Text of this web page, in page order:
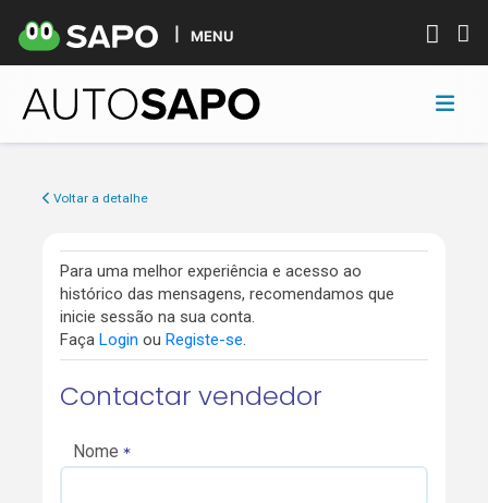
MENU
Voltar a detalhe
Para uma melhor experiência e acesso ao
histórico das mensagens, recomendamos que
inicie sessão na sua conta.
Faça Login ou Registe-se.
Contactar vendedor
Nome